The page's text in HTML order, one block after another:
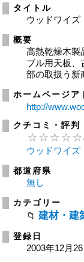
タイトル
ウッドワイ
概要
高熱乾燥木製
ブル用天板、
部の取扱う新
ホームページア
http://
クチコミ・評判
ウッドワイ
都道府県
無し
カテゴリー
建材・建
登録日
2003年12月